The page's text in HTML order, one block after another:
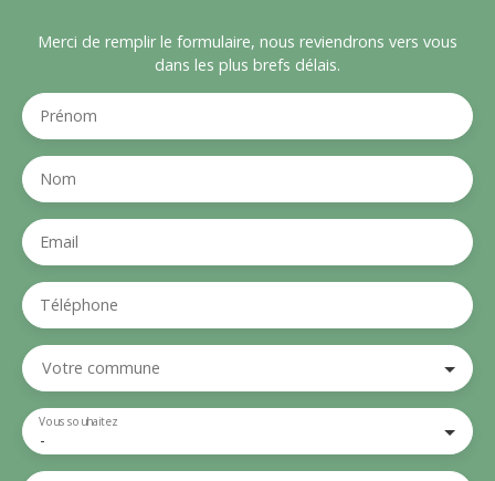
Merci de remplir le formulaire, nous reviendrons vers vous
dans les plus brefs délais.
Prénom
Nom
Email
Téléphone
Votre commune
-
Vous souhaitez